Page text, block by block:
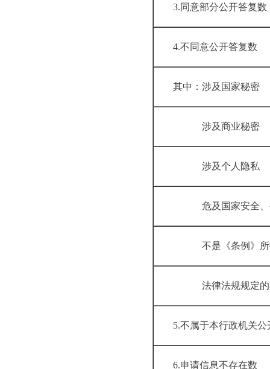
3.同意部分公开
4.不同意公开
其中：涉及国
涉及商业
涉及个人
危及国家安全
不是《条例
法律法规规
5.不属于本行政
6.申请信息不